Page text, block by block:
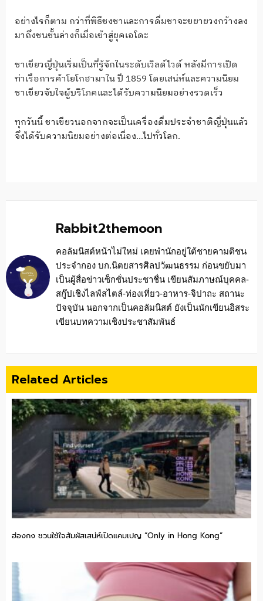
อย่างไรก็ตาม กว่าที่พิธีชงชาและการดื่มชาจะขยายวงกว้างลง
มาถึงชนชั้นล่างก็เมื่อเข้าสู่ยุคเอโดะ
ชาเขียวญี่ปุ่นเริ่มเป็นที่รู้จักในระดับเวิลด์ไวด์ หลังมีการเปิด
ท่าเรือการค้าโยโกฮามาใน ปี 1859 โดยเสน่ห์และความนิยม
ชาเขียวจับใจผู้บริโภคและได้รับความนิยมอย่างรวดเร็ว
ทุกวันนี้ ชาเขียวนอกจากจะเป็นเครื่องดื่มประจำชาติญี่ปุ่นแล้ว
จึงได้รับความนิยมอย่างต่อเนื่อง…ไปทั่วโลก.
Rabbit2themoon
คอลัมนิสต์หน้าไม่ใหม่ เคยพำนักอยู่ใต้ชายคามติชน
ประจำกอง บก.นิตยสารศิลปวัฒนธรรม ก่อนขยับมา
เป็นผู้สื่อข่าวเซ็กชั่นประชาชื่น เขียนสัมภาษณ์บุคคล-
สกู๊ปเชิงไลฟ์สไตล์-ท่องเที่ยว-อาหาร-จิปาถะ สถานะ
ปัจจุบัน นอกจากเป็นคอลัมนิสต์ ยังเป็นนักเขียนอิสระ
เขียนบทความเชิงประชาสัมพันธ์
Related Articles
ฮ่องกง ชวนใช้ใจสัมผัสเสน่ห์เปิดแคมเปญ “Only in Hong Kong”